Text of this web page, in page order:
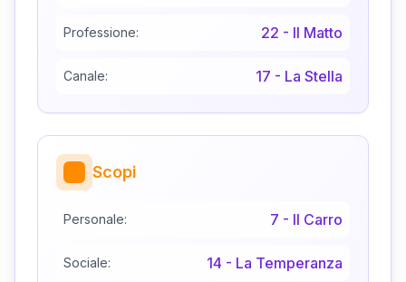
Professione: 22 - Il Matto
Canale: 17 - La Stella
Scopi
Personale: 7 - Il Carro
Sociale: 14 - La Temperanza